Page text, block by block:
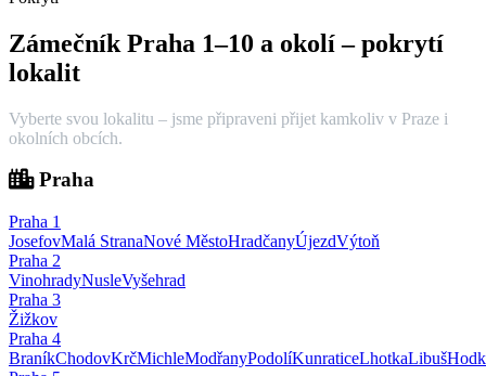
Zámečník Praha 1–10 a okolí – pokrytí
lokalit
Vyberte svou lokalitu – jsme připraveni přijet kamkoliv v Praze i
okolních obcích.
Praha
Praha 1
JosefovMalá StranaNové MěstoHradčanyÚjezdVýtoň
Praha 2
VinohradyNusleVyšehrad
Praha 3
Žižkov
Praha 4
BraníkChodovKrčMichleModřanyPodolíKunraticeLhotkaLibuš